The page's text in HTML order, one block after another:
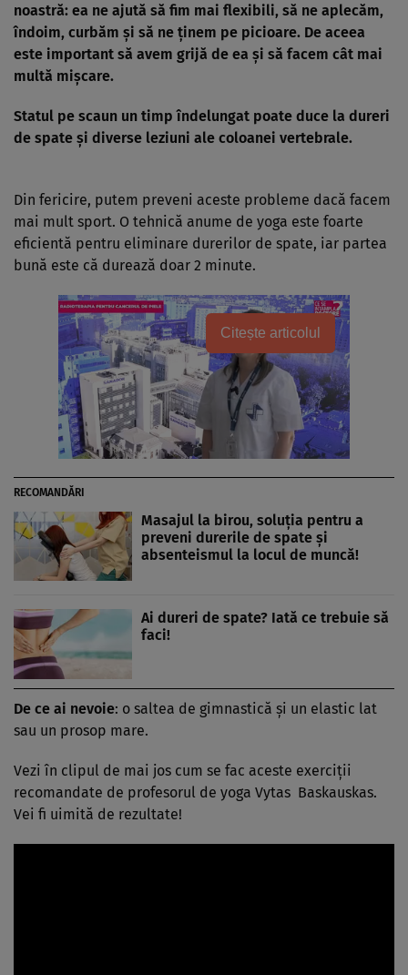
noastră: ea ne ajută să fim mai flexibili, să ne aplecăm,
îndoim, curbăm şi să ne ţinem pe picioare. De aceea
este important să avem grijă de ea şi să facem cât mai
multă mişcare.
Statul pe scaun un timp îndelungat poate duce la dureri
de spate şi diverse leziuni ale coloanei vertebrale.
Din fericire, putem preveni aceste probleme dacă facem
mai mult sport. O tehnică anume de yoga este foarte
eficientă pentru eliminare durerilor de spate, iar partea
bună este că durează doar 2 minute.
Citește articolul
RECOMANDĂRI
Masajul la birou, soluţia pentru a
preveni durerile de spate şi
absenteismul la locul de muncă!
Ai dureri de spate? Iată ce trebuie să
faci!
De ce ai nevoie: o saltea de gimnastică şi un elastic lat
sau un prosop mare.
Vezi în clipul de mai jos cum se fac aceste exerciţii
recomandate de profesorul de yoga Vytas Baskauskas.
Vei fi uimită de rezultate!